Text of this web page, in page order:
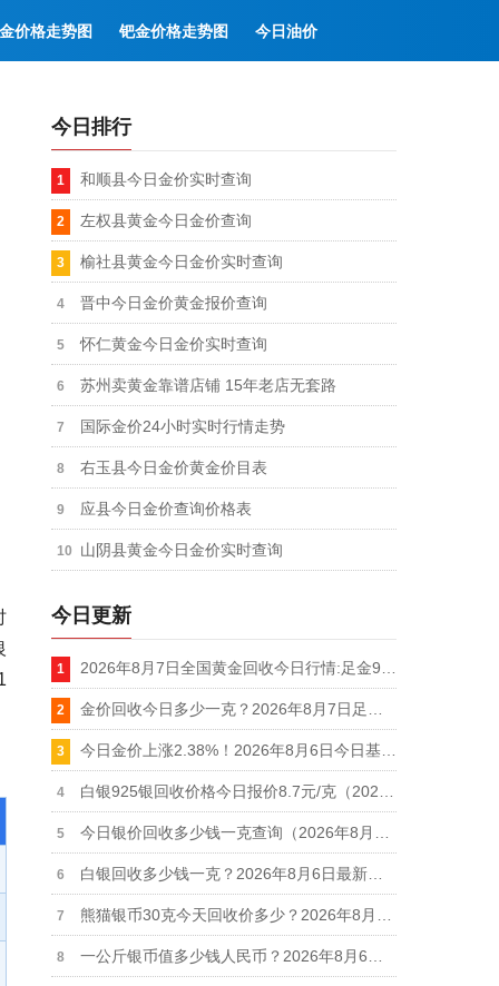
价格走势图 钯金价格走势图 今日油价
今日排行
和顺县今日金价实时查询
左权县黄金今日金价查询
榆社县黄金今日金价实时查询
晋中今日金价黄金报价查询
怀仁黄金今日金价实时查询
苏州卖黄金靠谱店铺 15年老店无套路
国际金价24小时实时行情走势
右玉县今日金价黄金价目表
应县今日金价查询价格表
山阴县黄金今日金价实时查询
今日更新